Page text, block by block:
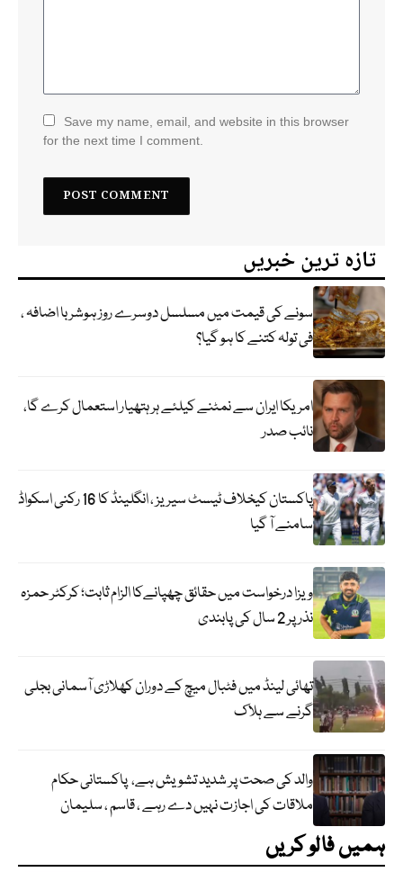
Save my name, email, and website in this browser
for the next time I comment.
تازہ ترین خبریں
سونے کی قیمت میں مسلسل دوسرے روز ہوشربا اضافہ ،
فی تولہ کتنے کا ہو گیا؟
امریکا ایران سے نمٹنے کیلئے ہر ہتھیار استعمال کرے گا،
نائب صدر
پاکستان کیخلاف ٹیسٹ سیریز ، انگلینڈ کا 16 رکنی اسکواڈ
سامنے آ گیا
ویزا درخواست میں حقائق چھپانےکا الزام ثابت؛ کرکٹر حمزہ
نذر پر 2 سال کی پابندی
تھائی لینڈ میں فٹبال میچ کے دوران کھلاڑی آسمانی بجلی
گرنے سے ہلاک
والد کی صحت پر شدید تشویش ہے، پاکستانی حکام
ملاقات کی اجازت نہیں دے رہے ، قاسم ، سلیمان
ہمیں فالو کریں